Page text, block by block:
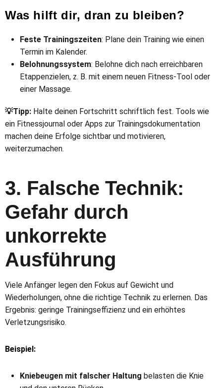
Was hilft dir, dran zu bleiben?
Feste Trainingszeiten: Plane dein Training wie einen
Termin im Kalender.
Belohnungssystem: Belohne dich nach erreichbaren
Etappenzielen, z. B. mit einem neuen Fitness-Tool oder
einer Massage.
💡Tipp: Halte deinen Fortschritt schriftlich fest. Tools wie
ein Fitnessjournal oder Apps zur Trainingsdokumentation
machen deine Erfolge sichtbar und motivieren,
weiterzumachen.
3. Falsche Technik:
Gefahr durch
unkorrekte
Ausführung
Viele Anfänger legen den Fokus auf Gewicht und
Wiederholungen, ohne die richtige Technik zu erlernen. Das
Ergebnis: geringe Trainingseffizienz und ein erhöhtes
Verletzungsrisiko.
Beispiel:
Kniebeugen mit falscher Haltung belasten die Knie